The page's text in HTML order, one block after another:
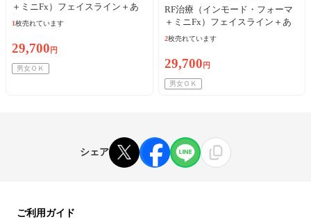
＋ミニFx）フェイスライン＋あ
ご下※初診料込
1枚売れています
29,700 円
男女ＯＫ
RF治療（インモード・フォーマ
＋ミニFx）フェイスライン＋あ
ご下※初診料込
2枚売れています
29,700 円
男女ＯＫ
シェア
ご利用ガイド